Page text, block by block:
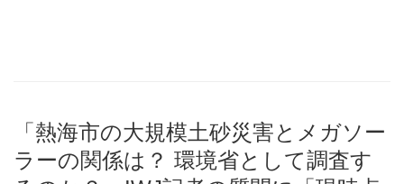
「熱海市の大規模土砂災害とメガソー
ラーの関係は？ 環境省として調査す